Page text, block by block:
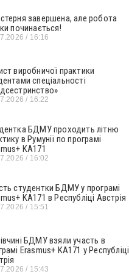
завершена, але робота
починається!
16:16
виробничої практики
спеціальності
16:22
БДМУ проходить літню
в Румунії по програмі
KA171
16:02
студентки БДМУ у програмі
KA171 в Республіці Австрія
15:51
БДМУ взяли участь в
Erasmus+ KA171 у Республіці
15:43